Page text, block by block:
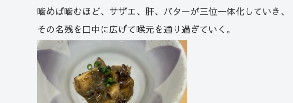
噛めば噛むほど、サザエ、肝、バターが三位一体化していき、
その名残を口中に広げて喉元を通り過ぎていく。